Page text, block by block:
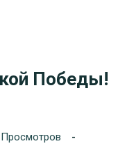
Победы!
Просмотров